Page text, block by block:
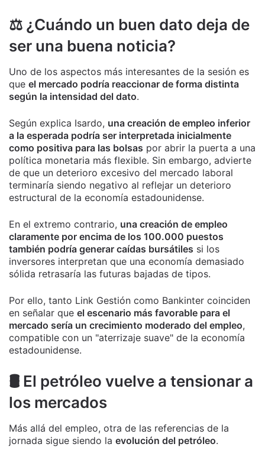
⚖️ ¿Cuándo un buen dato deja de
ser una buena noticia?
Uno de los aspectos más interesantes de la sesión es
que el mercado podría reaccionar de forma distinta
según la intensidad del dato.
Según explica Isardo, una creación de empleo inferior
a la esperada podría ser interpretada inicialmente
como positiva para las bolsas por abrir la puerta a una
política monetaria más flexible. Sin embargo, advierte
de que un deterioro excesivo del mercado laboral
terminaría siendo negativo al reflejar un deterioro
estructural de la economía estadounidense.
En el extremo contrario, una creación de empleo
claramente por encima de los 100.000 puestos
también podría generar caídas bursátiles si los
inversores interpretan que una economía demasiado
sólida retrasaría las futuras bajadas de tipos.
Por ello, tanto Link Gestión como Bankinter coinciden
en señalar que el escenario más favorable para el
mercado sería un crecimiento moderado del empleo,
compatible con un "aterrizaje suave" de la economía
estadounidense.
🛢️ El petróleo vuelve a tensionar a
los mercados
Más allá del empleo, otra de las referencias de la
jornada sigue siendo la evolución del petróleo.